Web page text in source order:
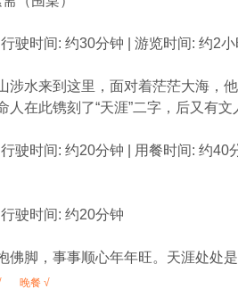
驶时间: 约30分钟 | 游览时间: 约2小
涉水来到这里，面对着茫茫大海，
在此镌刻了“天涯”二字，后又有文
驶时间: 约20分钟 | 用餐时间: 约40
驶时间: 约20分钟
佛脚，事事顺心年年旺。天涯处处
晚餐 √